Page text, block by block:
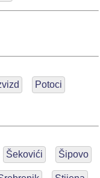
Potoci
Šekovići Šipovo